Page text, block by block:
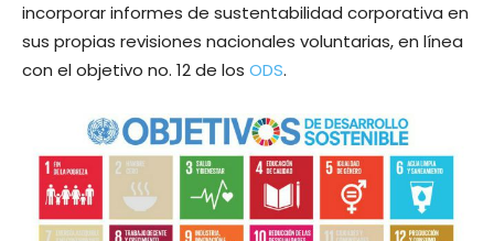
incorporar informes de sustentabilidad corporativa en
sus propias revisiones nacionales voluntarias, en línea
con el objetivo no. 12 de los ODS.